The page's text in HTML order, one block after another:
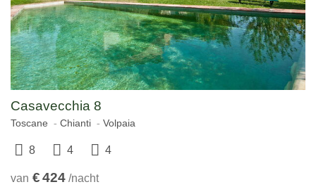
Casavecchia 8
Toscane Chianti Volpaia
8 4 4
van €424 /nacht